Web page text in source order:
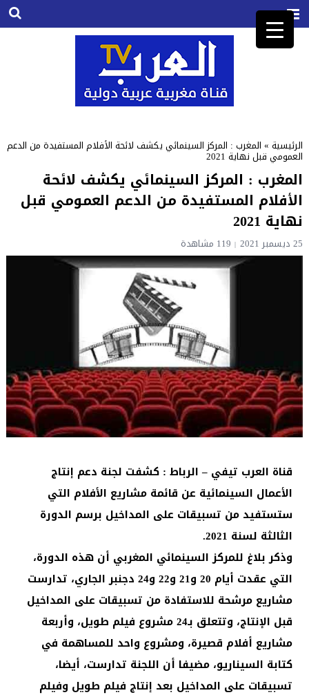
الرئيسية» المغرب : المركز السينمائي يكشف لائحة الأفلام المستفيدة من الدعم
العمومي قبل نهاية 2021
المغرب : المركز السينمائي يكشف لائحة
الأفلام المستفيدة من الدعم العمومي قبل
نهاية 2021
25 ديسمبر 2021 119مشاهدة
قناة العرب تيفي – الرباط : كشفت لجنة دعم إنتاج
الأعمال السينمائية عن قائمة مشاريع الأفلام التي
ستستفيد من تسبيقات على المداخيل برسم الدورة
الثالثة لسنة 2021.
وذكر بلاغ للمركز السينمائي المغربي أن هذه الدورة،
التي عقدت أيام 20 و21 و22 و24 دجنبر الجاري، تدارست
مشاريع مرشحة للاستفادة من تسبيقات على المداخيل
قبل الإنتاج، وتتعلق بـ24 مشروع فيلم طويل، وأربعة
مشاريع أفلام قصيرة، ومشروع واحد للمساهمة في
كتابة السيناريو، مضيفا أن اللجنة تدارست، أيضا،
تسبيقات على المداخيل بعد إنتاج فيلم طويل وفيلم